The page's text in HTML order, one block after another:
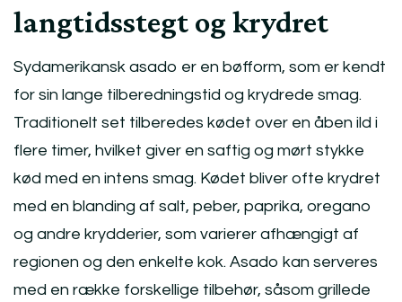
langtidsstegt og krydret
Sydamerikansk asado er en bøfform, som er kendt
for sin lange tilberedningstid og krydrede smag.
Traditionelt set tilberedes kødet over en åben ild i
flere timer, hvilket giver en saftig og mørt stykke
kød med en intens smag. Kødet bliver ofte krydret
med en blanding af salt, peber, paprika, oregano
og andre krydderier, som varierer afhængigt af
regionen og den enkelte kok. Asado kan serveres
med en række forskellige tilbehør, såsom grillede